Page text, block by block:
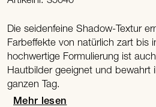
Die seidenfeine Shadow-Textur
Farbeffekte von natürlich zart bis
hochwertige Formulierung ist
Hautbilder geeignet und bewahrt
ganzen Tag.
Mehr lesen